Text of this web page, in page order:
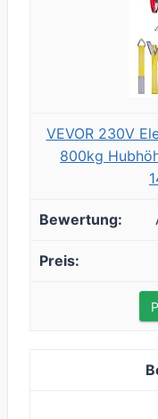
VEVOR 230V
800kg